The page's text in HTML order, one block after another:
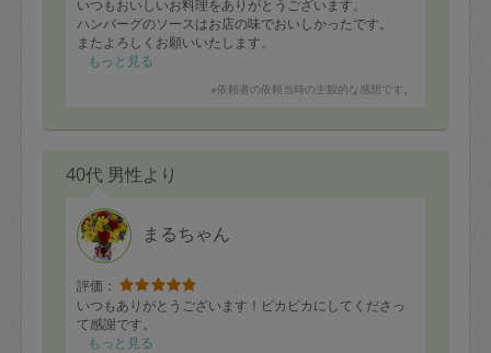
ないといけないことをなかなか言えなかったのですが、
それも言ってくれました。主人も納得したようでした
(^^)
今回もありがとうございました！
いつもおいしいお料理をありがとうございます。
ハンバーグのソースはお店の味でおいしかったです。
またよろしくお願いいたします。
もっと見る
※依頼者の依頼当時の主観的な感想です。
40代 男性より
まるちゃん
評価：
いつもありがとうございます！ピカピカにしてくださっ
て感謝です。
もっと見る